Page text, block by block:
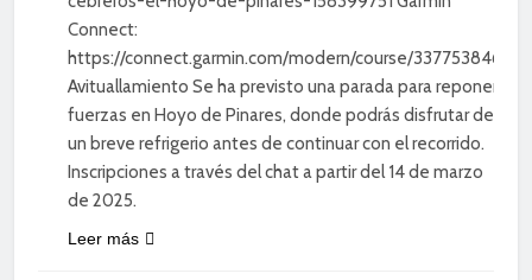
Connect:
https://connect.garmin.com/modern/course/337753846
Avituallamiento Se ha previsto una parada para reponer
fuerzas en Hoyo de Pinares, donde podrás disfrutar de
un breve refrigerio antes de continuar con el recorrido.
Inscripciones a través del chat a partir del 14 de marzo
de 2025.
Leer más
CICLISMO